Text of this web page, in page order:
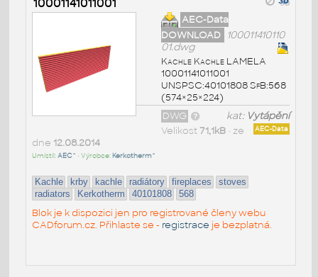
AEC-Data
DOWNLOAD
100011410110
01.dwg
Kachle Kachle LAMELA
10001141011001
UNSPSC:40101808 SfB:568
(574×25×224)
kat: Vytápění
DWG
AEC-Data
Velikost 71,1kB• ze
dne 12.08.2014
Umístil:AEC^ • Výrobce: Kerkotherm^
Kachle krby kachle radiátory fireplaces
stoves
radiators
Kerkotherm 40101808 568
Blok je k dispozici jen pro registrované členy webu
CADforum.cz. Přihlaste se - registrace je bezplatná.